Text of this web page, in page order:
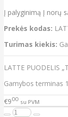
Į palyginimą Į norų
Prekės kodas:
Turimas kiekis:
LATTE PUODELIS
Gamybos terminas
€900 su PVM